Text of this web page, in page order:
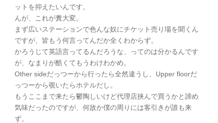
ットを抑えたいんです。
んが、これが糞大変。
まず広いステーションで色んな奴にチケット売り場を聞くん
ですが、皆もう何言ってんだか全くわからず。
かろうじて英語言ってるんだろうな、ってのは分かるんです
が、なまりが酷くてもうわけわかめ。
Other sideだっつーから行ったら全然違うし、Upper floorだ
っつーから覗いたらホテルだし。
もうここまで来たら鬱陶しいけど代理店挟んで買うかと諦め
気味だったのですが、何故か僕の周りには客引きが誰も来
ず。